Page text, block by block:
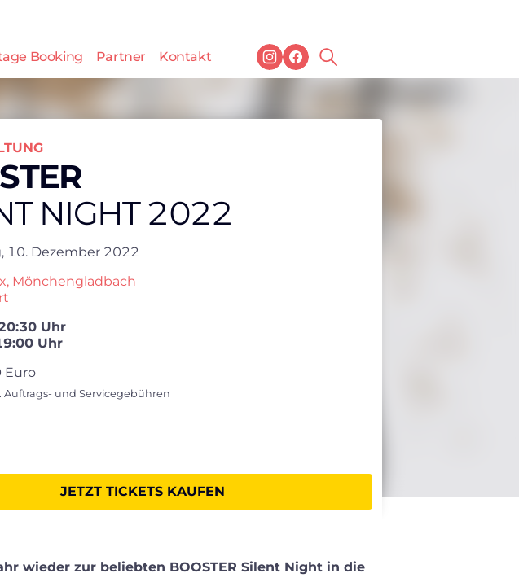
Booking Partner Kontakt
NIGHT 2022
10. Dezember 2022
Mönchengladbach
Uhr
Uhr
Euro
Auftrags- und Servicegebühren
JETZT TICKETS KAUFEN
wieder zur beliebten BOOSTER Silent Night in die